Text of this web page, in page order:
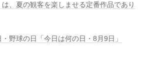
は、夏の観客を楽しませる定番作品であり
野球の日「今日は何の日・8月9日」